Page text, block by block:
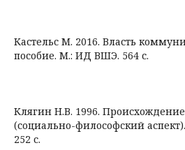
Кастельс М. 2016. Власть
пособие. М.: ИД ВШЭ. 564 с.
Клягин Н.В. 1996.
(социально-философский
252 с.